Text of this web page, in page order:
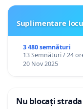
Suplimentare
3 480 semnături
13 Semnături / 24
20 Nov 2025
Nu blocați